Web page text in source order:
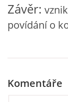
PÍSNĚ K TÉMATU
BÁSNĚ K
POHYBOVÉ
Závěr:
povídání o
Komentáře